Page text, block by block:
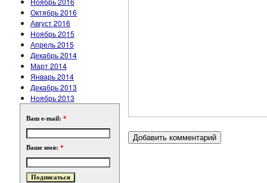
Октябрь 2016
Август 2016
Ноябрь 2015
Апрель 2015
Декабрь 2014
Март 2014
Январь 2014
Декабрь 2013
Ноябрь 2013
Ваш e-mail: *
Ваше имя: *